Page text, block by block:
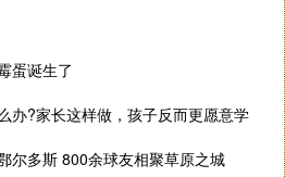
蛋诞生了
办?家长这样做，孩子反而更愿意学
尔多斯 800余球友相聚草原之城